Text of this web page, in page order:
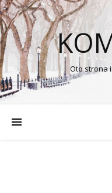
Oto strona